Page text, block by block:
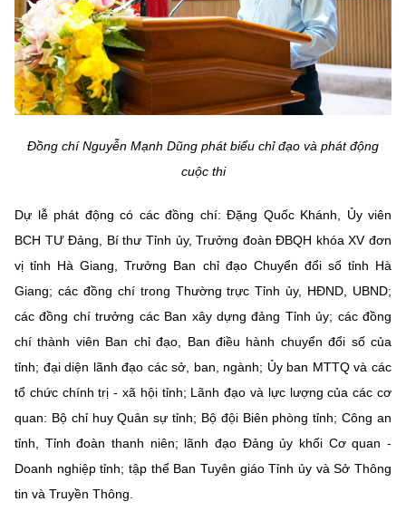
Tiêu chuẩn, đo lường, chất lượng
Năng lượng nguyên tử
Voice
Nhiệm vụ trọng tâm
Chọn ngôn ngữ
Vietnamese
MINISTRY OF SCIENCE AND TECHNOLOGY
Cơ quan chủ quản: Bộ Khoa học và Công nghệ (MST)
Chịu trách nhiệm nội dung: Nguyễn Thị Hải Hằng
Liên hệ
Địa chỉ: Ban Biên tập Cổng TTĐT - 18 Nguyễn Du, TP. Hà Nội
Điện thoại: 024 3936 9506
©2026 Bản quyền thuộc Bộ Khoa Học và Công Nghệ
(Ghi rõ nguồn "https://mst.gov.vn" khi phát hành lại thông tin từ
Đồng chí Nguyễn Mạnh Dũng phát biểu chỉ đạo và phát động
cuộc thi
Dự lễ phát động có các đồng chí: Đặng Quốc Khánh, Ủy viên
BCH TƯ Đảng, Bí thư Tỉnh ủy, Trưởng đoàn ĐBQH khóa XV đơn
vị tỉnh Hà Giang, Trưởng Ban chỉ đạo Chuyển đổi số tỉnh Hà
Giang; các đồng chí trong Thường trực Tỉnh ủy, HĐND, UBND;
các đồng chí trưởng các Ban xây dựng đảng Tỉnh ủy; các đồng
chí thành viên Ban chỉ đạo, Ban điều hành chuyển đổi số của
tỉnh; đại diện lãnh đạo các sở, ban, ngành; Ủy ban MTTQ và các
tổ chức chính trị - xã hội tỉnh; Lãnh đạo và lực lượng của các cơ
quan: Bộ chỉ huy Quân sự tỉnh; Bộ đội Biên phòng tỉnh; Công an
tỉnh, Tỉnh đoàn thanh niên; lãnh đạo Đảng ủy khối Cơ quan -
Doanh nghiệp tỉnh; tập thể Ban Tuyên giáo Tỉnh ủy và Sở Thông
tin và Truyền Thông.